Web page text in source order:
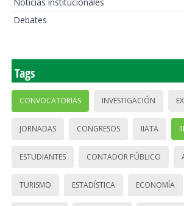
Debates
Tags
CONVOCATORIAS INVESTIGACIÓN
JORNADAS CONGRESOS IIATA
ESTUDIANTES CONTADOR PÚBLICO
TURISMO ESTADÍSTICA ECONOMÍA